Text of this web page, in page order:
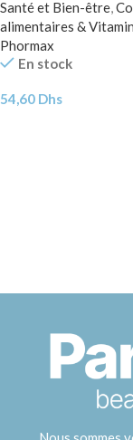
Santé et Bien-être
alimentaires &
Phormax
En stock
54,60 Dhs